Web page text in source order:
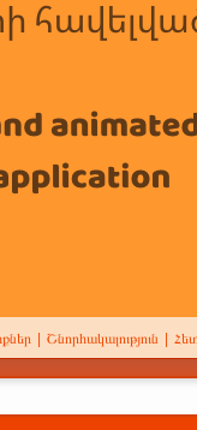
Շնորհակալություն